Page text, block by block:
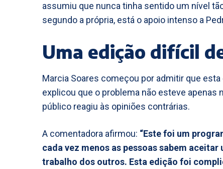
assumiu que nunca tinha sentido um nível
segundo a própria, está o apoio intenso a
Uma edição difícil
Marcia Soares começou por admitir que
explicou que o problema não esteve
público reagiu às opiniões contrárias.
A comentadora afirmou: “Este foi um
cada vez menos as pessoas sabem
trabalho dos outros. Esta edição foi